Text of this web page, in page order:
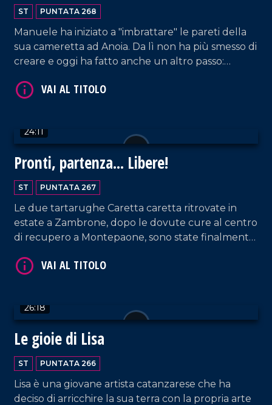
ST PUNTATA 268
Manuele ha iniziato a "imbrattare" le pareti della
sua cameretta ad Anoia. Da lì non ha più smesso di
creare e oggi ha fatto anche un altro passo:
vita".
24:11
Pronti, partenza... Libere!
ST PUNTATA 267
Le due tartarughe Caretta caretta ritrovate in
estate a Zambrone, dopo le dovute cure al centro
di recupero a Montepaone, sono state finalmente
26:18
Le gioie di Lisa
ST PUNTATA 266
Lisa è una giovane artista catanzarese che ha
deciso di arricchire la sua terra con la propria arte
VAI AL TITOLO
VAI AL TITOLO
VAI AL TITOLO